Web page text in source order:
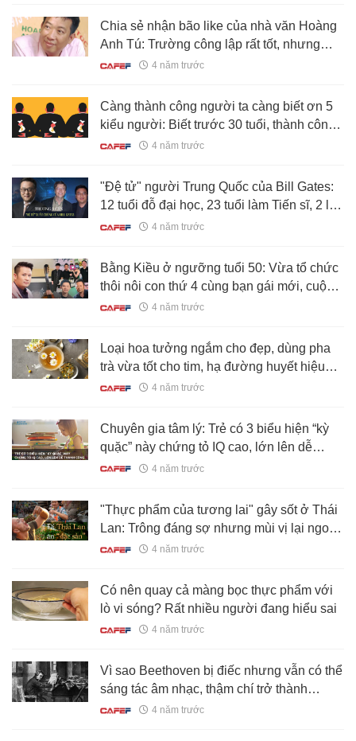
Chia sẻ nhận bão like của nhà văn Hoàng
Anh Tú: Trường công lập rất tốt, nhưng
không đến nỗi trượt là kết thúc cuộc đời
4 năm trước
Càng thành công người ta càng biết ơn 5
kiểu người: Biết trước 30 tuổi, thành công
gõ cửa sớm 10 năm
4 năm trước
"Đệ tử" người Trung Quốc của Bill Gates:
12 tuổi đỗ đại học, 23 tuổi làm Tiến sĩ, 2 lần
Microsoft mời gọi mới chịu đồng ý
4 năm trước
Bằng Kiều ở ngưỡng tuổi 50: Vừa tổ chức
thôi nôi con thứ 4 cùng bạn gái mới, cuộc
sống viên mãn
4 năm trước
Loại hoa tưởng ngắm cho đẹp, dùng pha
trà vừa tốt cho tim, hạ đường huyết hiệu
quả
4 năm trước
Chuyên gia tâm lý: Trẻ có 3 biểu hiện “kỳ
quặc” này chứng tỏ IQ cao, lớn lên dễ
thành công4 năm trước
"Thực phẩm của tương lai" gây sốt ở Thái
Lan: Trông đáng sợ nhưng mùi vị lại ngon
bất ngờ! 4 năm trước
Có nên quay cả màng bọc thực phẩm với
lò vi sóng? Rất nhiều người đang hiểu sai
4 năm trước
Vì sao Beethoven bị điếc nhưng vẫn có thể
sáng tác âm nhạc, thậm chí trở thành
huyền thoại?4 năm trước